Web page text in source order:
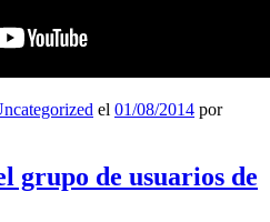
el 01/08/2014 por
grupo de usuarios de